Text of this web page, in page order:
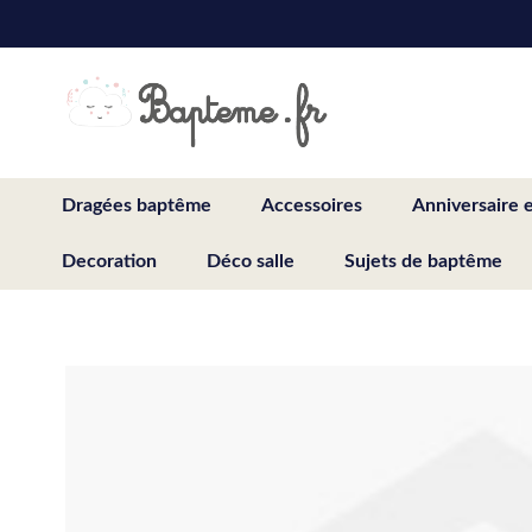
to
Dragées baptême Accessoires Anniversaire
Decoration Déco salle Sujets de baptême